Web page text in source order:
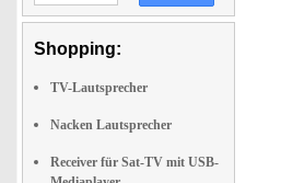
Shopping:
TV-Lautsprecher
Nacken Lautsprecher
Receiver für Sat-TV mit USB-